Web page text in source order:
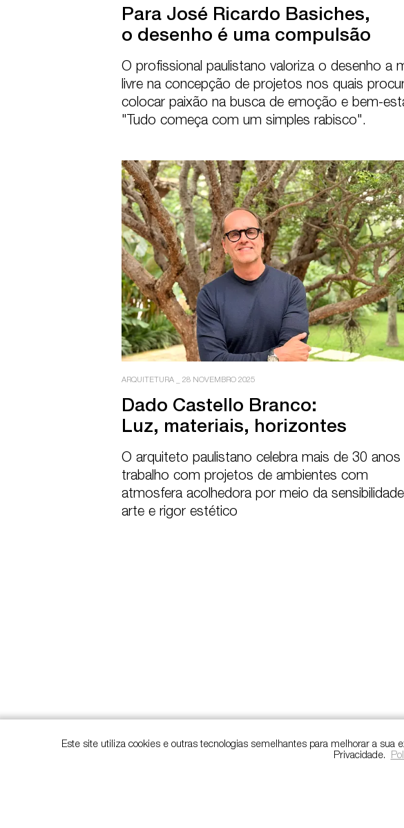
Para José Ricardo Basiches,
o desenho é uma compulsão
O profissional paulistano valoriza o desenho a
livre na concepção de projetos nos quais
colocar paixão na busca de emoção e bem-
"Tudo começa com um simples rabisco".
ARQUITETURA 28 NOVEMBRO 2025
Dado Castello Branco:
Luz, materiais, horizontes
O arquiteto paulistano celebra mais de 30 anos
trabalho com projetos de ambientes com
atmosfera acolhedora por meio da
arte e rigor estético
Este site utiliza cookies e outras tecnologias semelhantes para melhorar a
Privacidade.